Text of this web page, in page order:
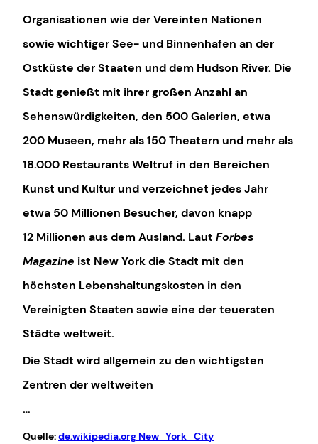
Organisationen wie der Vereinten Nationen
sowie wichtiger See- und Binnenhafen an der
Ostküste der Staaten und dem Hudson River. Die
Stadt genießt mit ihrer großen Anzahl an
Sehenswürdigkeiten, den 500 Galerien, etwa
200 Museen, mehr als 150 Theatern und mehr als
18.000 Restaurants Weltruf in den Bereichen
Kunst und Kultur und verzeichnet jedes Jahr
etwa 50 Millionen Besucher, davon knapp
12 Millionen aus dem Ausland. Laut Forbes
Magazine ist New York die Stadt mit den
höchsten Lebenshaltungskosten in den
Vereinigten Staaten sowie eine der teuersten
Städte weltweit.
Die Stadt wird allgemein zu den wichtigsten
Zentren der weltweiten
…
Quelle:de.wikipedia.org New_York_City